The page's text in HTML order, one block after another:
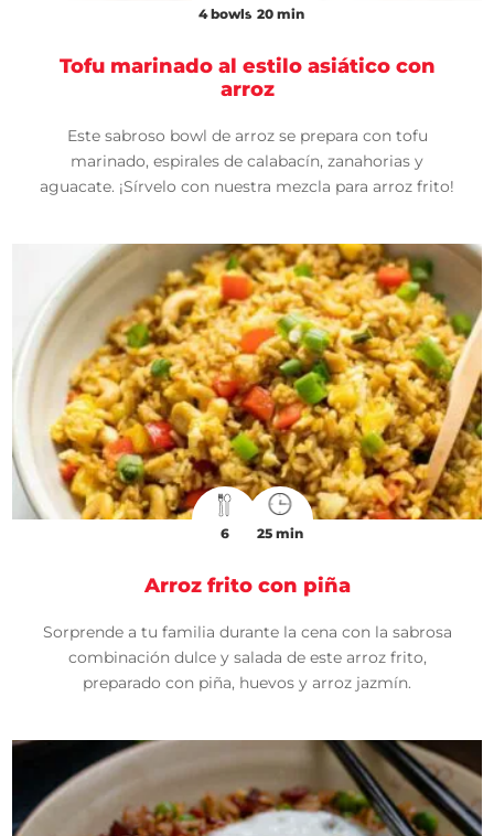
4 bowls 20 min
Tofu marinado al estilo asiático con
arroz
Este sabroso bowl de arroz se prepara con tofu
marinado, espirales de calabacín, zanahorias y
aguacate. ¡Sírvelo con nuestra mezcla para arroz frito!
6 25 min
Arroz frito con piña
Sorprende a tu familia durante la cena con la sabrosa
combinación dulce y salada de este arroz frito,
preparado con piña, huevos y arroz jazmín.